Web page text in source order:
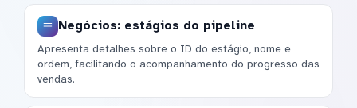
Negócios: estágios do pipeline
Apresenta detalhes sobre o ID do estágio, nome e
ordem, facilitando o acompanhamento do progresso das
vendas.